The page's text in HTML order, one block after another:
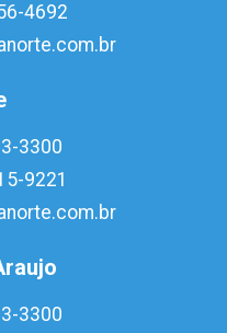
4692
3300
9221
3300